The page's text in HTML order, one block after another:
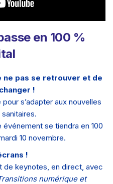
en 100 %
ne pas se retrouver et de
!
s’adapter aux nouvelles
se tiendra en 100
10 novembre.
!
de keynotes, en direct, avec
numérique et